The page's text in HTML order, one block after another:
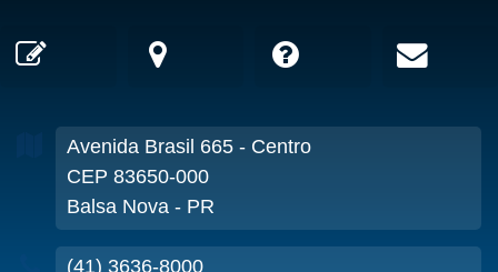
Avenida Brasil 665 - Centro
CEP 83650-000
Balsa Nova - PR
(41) 3636-8000